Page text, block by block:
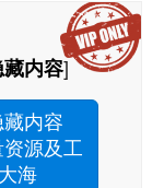
内容]
内容
源及工
海